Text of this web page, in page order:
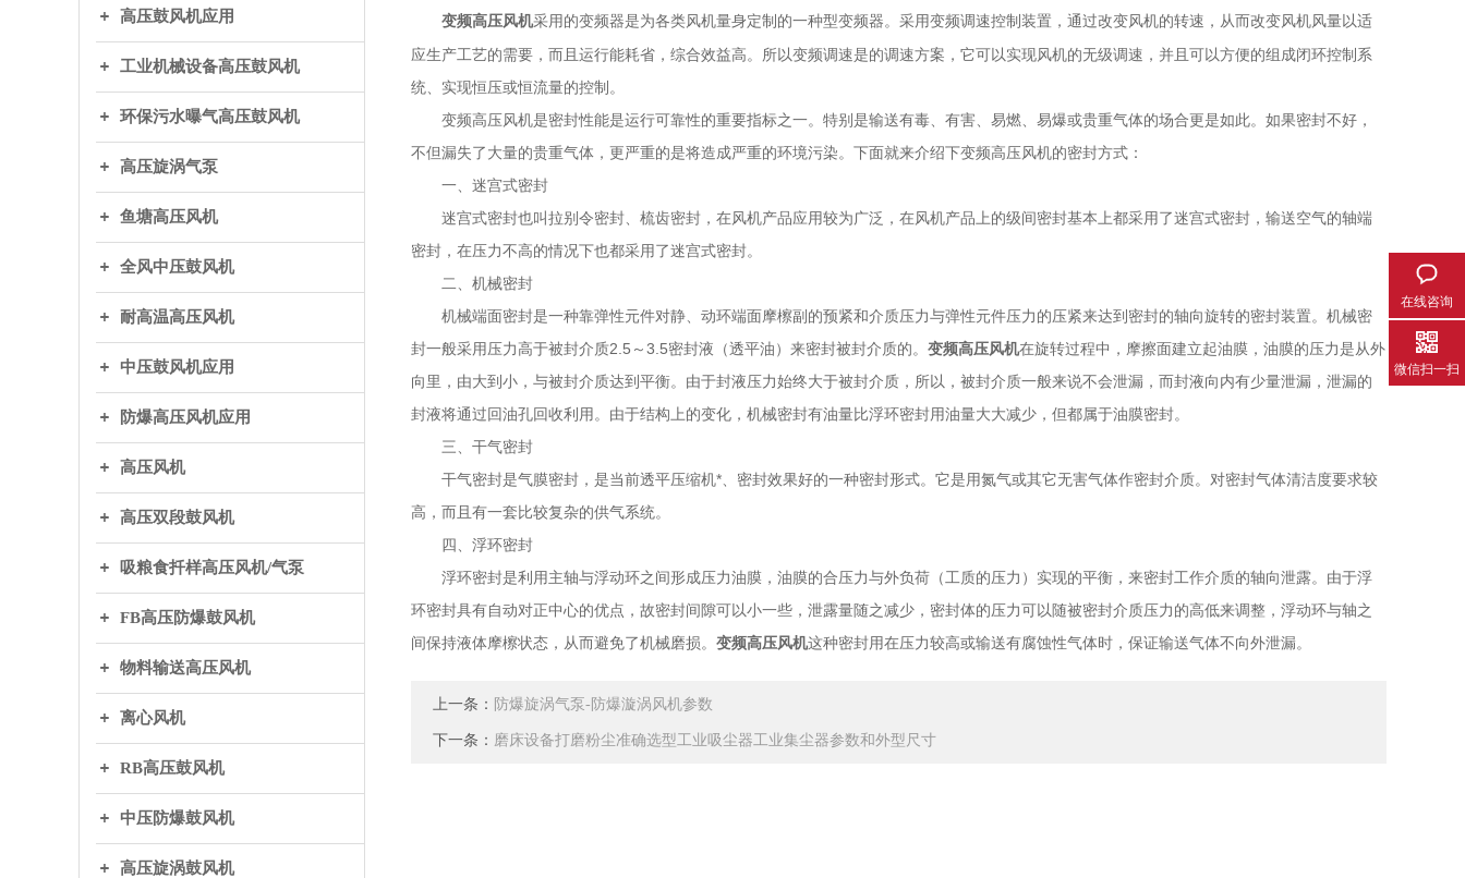
了解更多
高压鼓风机应用
工业机械设备高压鼓风机
环保污水曝气高压鼓风机
高压旋涡气泵
鱼塘高压风机
全风中压鼓风机
耐高温高压风机
中压鼓风机应用
防爆高压风机应用
高压风机
高压双段鼓风机
吸粮食扦样高压风机/气泵
FB高压防爆鼓风机
物料输送高压风机
离心风机
RB高压鼓风机
中压防爆鼓风机
高压旋涡鼓风机
变频高压风机采用的变频器是为各类风机量身定制的一种型变频器。采用变频调速控制装置，通过改变风机的转速，从而改变风机风量以适
应生产工艺的需要，而且运行能耗省，综合效益高。所以变频调速是的调速方案，它可以实现风机的无级调速，并且可以方便的组成闭环控制系
统、实现恒压或恒流量的控制。
变频高压风机是密封性能是运行可靠性的重要指标之一。特别是输送有毒、有害、易燃、易爆或贵重气体的场合更是如此。如果密封不好，
不但漏失了大量的贵重气体，更严重的是将造成严重的环境污染。下面就来介绍下变频高压风机的密封方式：
一、迷宫式密封
迷宫式密封也叫拉别令密封、梳齿密封，在风机产品应用较为广泛，在风机产品上的级间密封基本上都采用了迷宫式密封，输送空气的轴端
密封，在压力不高的情况下也都采用了迷宫式密封。
二、机械密封
机械端面密封是一种靠弹性元件对静、动环端面摩檫副的预紧和介质压力与弹性元件压力的压紧来达到密封的轴向旋转的密封装置。机械密
封一般采用压力高于被封介质2.5～3.5密封液（透平油）来密封被封介质的。 变频高压风机在旋转过程中，摩擦面建立起油膜，油膜的压力是从外
向里，由大到小，与被封介质达到平衡。由于封液压力始终大于被封介质，所以，被封介质一般来说不会泄漏，而封液向内有少量泄漏，泄漏的
封液将通过回油孔回收利用。由于结构上的变化，机械密封有油量比浮环密封用油量大大减少，但都属于油膜密封。
三、干气密封
干气密封是气膜密封，是当前透平压缩机*、密封效果好的一种密封形式。它是用氮气或其它无害气体作密封介质。对密封气体清洁度要求较
高，而且有一套比较复杂的供气系统。
四、浮环密封
浮环密封是利用主轴与浮动环之间形成压力油膜，油膜的合压力与外负荷（工质的压力）实现的平衡，来密封工作介质的轴向泄露。由于浮
环密封具有自动对正中心的优点，故密封间隙可以小一些，泄露量随之减少，密封体的压力可以随被密封介质压力的高低来调整，浮动环与轴之
间保持液体摩檫状态，从而避免了机械磨损。 变频高压风机这种密封用在压力较高或输送有腐蚀性气体时，保证输送气体不向外泄漏。
上一条： 防爆旋涡气泵-防爆漩涡风机参数
下一条： 磨床设备打磨粉尘准确选型工业吸尘器工业集尘器参数和外型尺寸
在线咨询
微信扫一扫